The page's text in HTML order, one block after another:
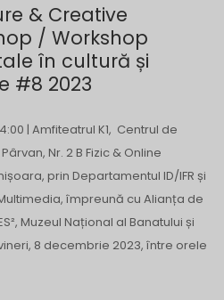
& Creative
/ Workshop
în cultură și
#8 2023
| Amfiteatrul K1, Centrul de
Nr. 2 B Fizic & Online
prin Departamentul ID/IFR și
împreună cu Alianța de
Muzeul Național al Banatului și
8 decembrie 2023, între orele